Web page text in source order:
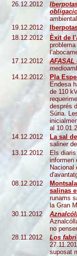
26.12.2012
19.12.2012
18.12.2012
Èxit de
17.12.2012
AFASAL
14.12.2012
Pla
Endesa
de 110
després
Súria.
al
14.12.2012
La sal
saliner
13.12.2012
Els
informen
Nacional
08.12.2012
salinas
runams
la Gran
30.11.2012
no
28.11.2012
Los
suposat